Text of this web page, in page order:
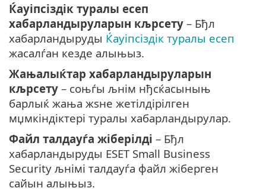
Ќауіпсіздік туралы есеп
хабарландыруларын кљрсету – Бђл
хабарландыруды Ќауіпсіздік туралы есеп
жасалѓан кезде алыњыз.
Жањалыќтар хабарландыруларын
кљрсету – соњѓы љнім нђсќасыныњ
барлыќ жања жѕне жетілдірілген
мџмкіндіктері туралы хабарландырулар.
Файл талдауѓа жіберілді – Бђл
хабарландыруды ESET Small Business
Security љнімі талдауѓа файл жіберген
сайын алыњыз.